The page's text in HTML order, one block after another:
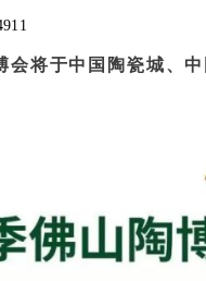
会将于中国陶瓷城、